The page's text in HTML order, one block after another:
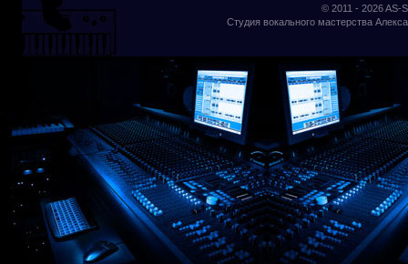
© 2011 - 2026AS-
Студия вокального мастерства